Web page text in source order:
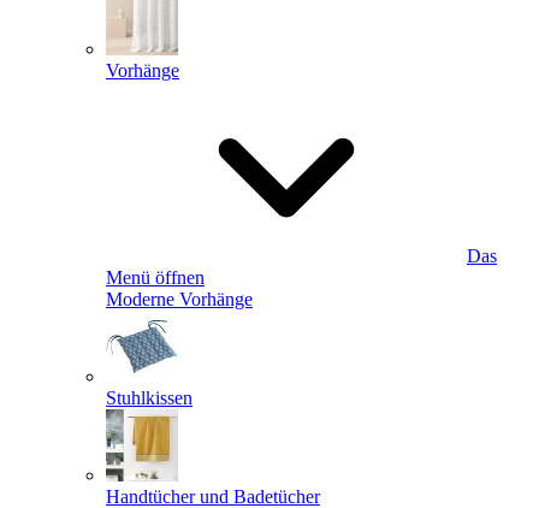
Vorhänge
Das
Menü öffnen
Moderne Vorhänge
Stuhlkissen
Handtücher und Badetücher